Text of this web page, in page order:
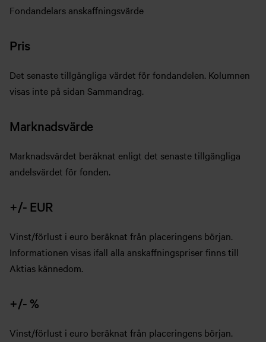
Fondandelars anskaffningsvärde
Pris
Det senaste tillgängliga värdet för fondandelen. Kolumnen
visas inte på sidan Sammandrag.
Marknadsvärde
Marknadsvärdet beräknat enligt det senaste tillgängliga
andelsvärdet för fonden.
+/- EUR
Vinst/förlust i euro beräknat från placeringens början.
Informationen visas ifall alla anskaffningspriser finns till
Aktias kännedom.
+/- %
Vinst/förlust i euro beräknat från placeringens början.